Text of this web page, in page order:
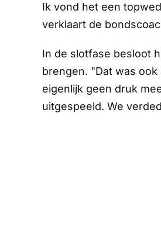
Ik vond het een
verklaart de
In de slotfase besloot
brengen. "Dat was
eigenlijk geen druk
uitgespeeld. We